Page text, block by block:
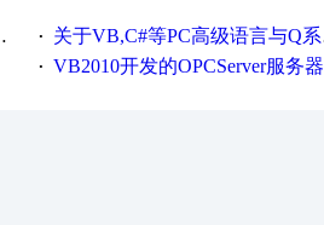
· 关于VB,C#等PC高级语言与Q系列通讯
· VB2010开发的OPCServer服务器软件(含源代码)